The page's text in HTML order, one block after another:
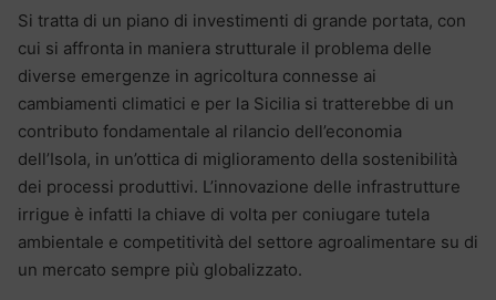
Si tratta di un piano di investimenti di grande portata, con
cui si affronta in maniera strutturale il problema delle
diverse emergenze in agricoltura connesse ai
cambiamenti climatici e per la Sicilia si tratterebbe di un
contributo fondamentale al rilancio dell’economia
dell’Isola, in un’ottica di miglioramento della sostenibilità
dei processi produttivi. L’innovazione delle infrastrutture
irrigue è infatti la chiave di volta per coniugare tutela
ambientale e competitività del settore agroalimentare su di
un mercato sempre più globalizzato.